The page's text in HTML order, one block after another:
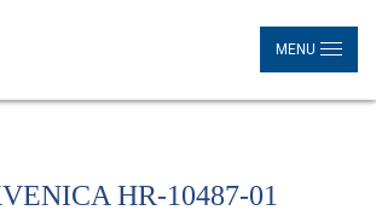
MENU
HR-10487-01